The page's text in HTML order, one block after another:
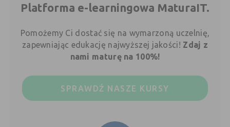
Platforma e-learningowa MaturaIT.
Pomożemy Ci dostać się na wymarzoną uczelnię,
zapewniając edukację najwyższej jakości! Zdaj z
nami maturę na 100%!
SPRAWDŹ NASZE KURSY